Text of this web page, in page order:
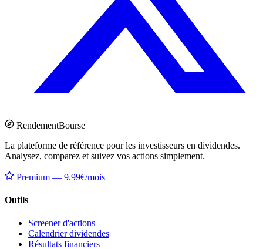
RendementBourse
La plateforme de référence pour les investisseurs en dividendes.
Analysez, comparez et suivez vos actions simplement.
Premium — 9.99€/mois
Outils
Screener d'actions
Calendrier dividendes
Résultats financiers